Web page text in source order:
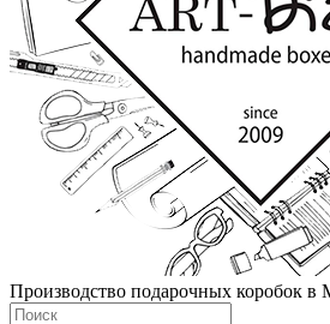
Производство подарочных коробок в